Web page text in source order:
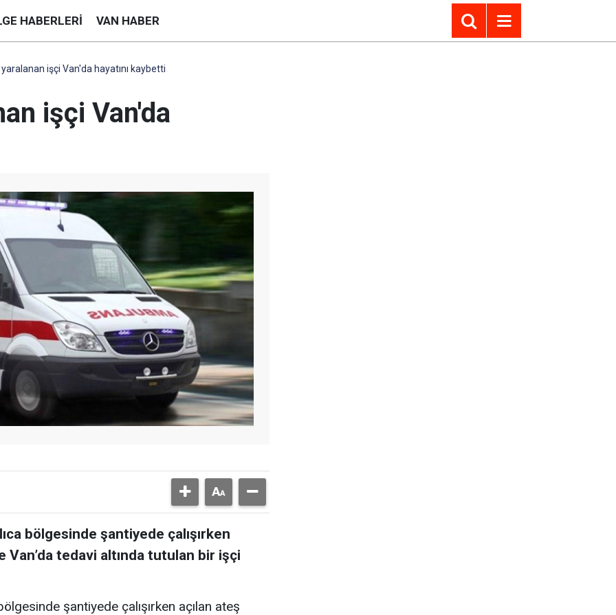
HABERLERI VAN HABER
yaralanan işçi Van'da hayatını kaybetti
işçi Van'da
bölgesinde şantiyede çalışırken
Van’da tedavi altında tutulan bir işçi
şantiyede çalışırken açılan ateş